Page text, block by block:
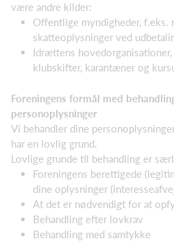
være andre kilder:
Offentlige myndigheder, f.eks.
skatteoplysninger ved
Idrættens
klubskifter, karantæner og
Foreningens formål med
personoplysninger
Vi behandler dine
har en lovlig grund.
Lovlige grunde til behandling er
Foreningens berettigede
dine oplysninger
At det er nødvendigt for at
Behandling efter lovkrav
Behandling med samtykke